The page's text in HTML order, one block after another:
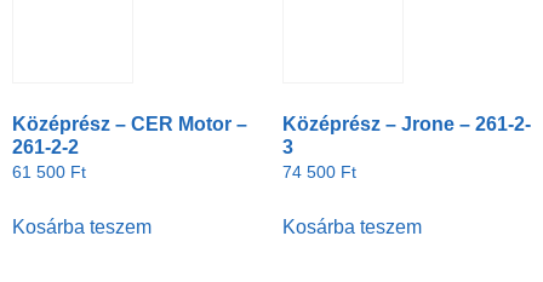
Középrész – CER Motor –
261-2-2
61 500 Ft
Kosárba teszem
Középrész – Jrone – 261-2-
3
74 500 Ft
Kosárba teszem